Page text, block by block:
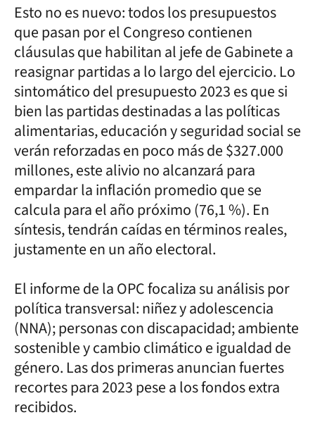
Esto no es nuevo: todos los presupuestos
que pasan por el Congreso contienen
cláusulas que habilitan al jefe de Gabinete a
reasignar partidas a lo largo del ejercicio. Lo
sintomático del presupuesto 2023 es que si
bien las partidas destinadas a las políticas
alimentarias, educación y seguridad social se
verán reforzadas en poco más de $327.000
millones, este alivio no alcanzará para
empardar la inflación promedio que se
calcula para el año próximo (76,1 %). En
síntesis, tendrán caídas en términos reales,
justamente en un año electoral.
El informe de la OPC focaliza su análisis por
política transversal: niñez y adolescencia
(NNA); personas con discapacidad; ambiente
sostenible y cambio climático e igualdad de
género. Las dos primeras anuncian fuertes
recortes para 2023 pese a los fondos extra
recibidos.